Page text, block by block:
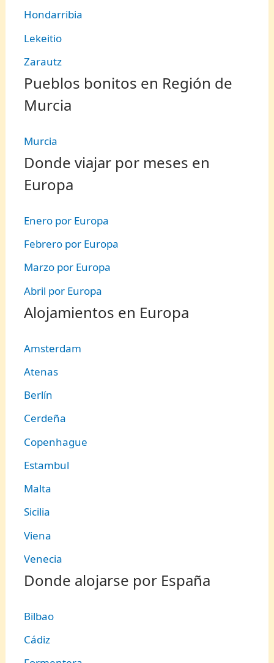
Hondarribia
Lekeitio
Zarautz
Pueblos bonitos en Región de
Murcia
Murcia
Donde viajar por meses en
Europa
Enero por Europa
Febrero por Europa
Marzo por Europa
Abril por Europa
Alojamientos en Europa
Amsterdam
Atenas
Berlín
Cerdeña
Copenhague
Estambul
Malta
Sicilia
Viena
Venecia
Donde alojarse por España
Bilbao
Cádiz